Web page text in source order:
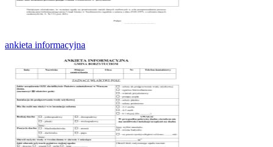
ankieta informacyjna